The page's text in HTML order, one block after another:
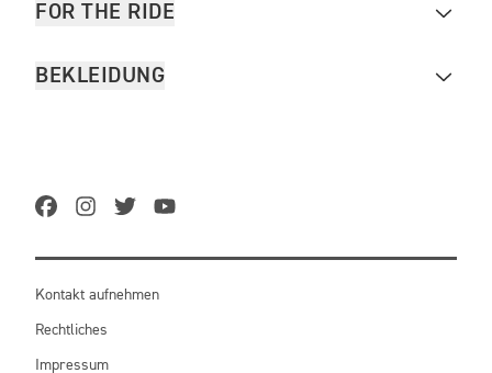
FOR THE RIDE
BEKLEIDUNG
Kontakt aufnehmen
Rechtliches
Impressum